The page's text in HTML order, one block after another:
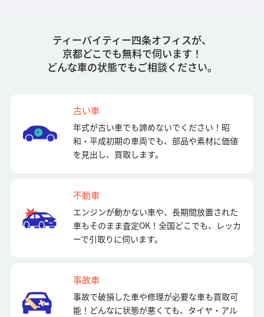
ティーバイティー四条オフィスが、
京都どこでも無料で伺います！
どんな車の状態でもご相談ください。
古い車
年式が古い車でも諦めないでください！昭
和・平成初期の車両でも、部品や素材に価値
を見出し、買取します。
不動車
エンジンが動かない車や、長期間放置された
車もそのまま査定OK！全国どこでも、レッカ
ーで引取りに伺います。
事故車
事故で破損した車や修理が必要な車も買取可
能！どんなに状態が悪くても、タイヤ・アル